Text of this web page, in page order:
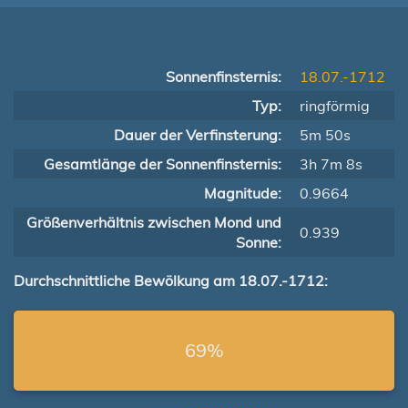
Sonnenfinsternis:
18.07.-1712
Typ:
ringförmig
Dauer der Verfinsterung:
5m 50s
Gesamtlänge der Sonnenfinsternis:
3h 7m 8s
Magnitude:
0.9664
Größenverhältnis zwischen Mond und
Sonne:
0.939
Durchschnittliche Bewölkung am 18.07.-1712:
69%